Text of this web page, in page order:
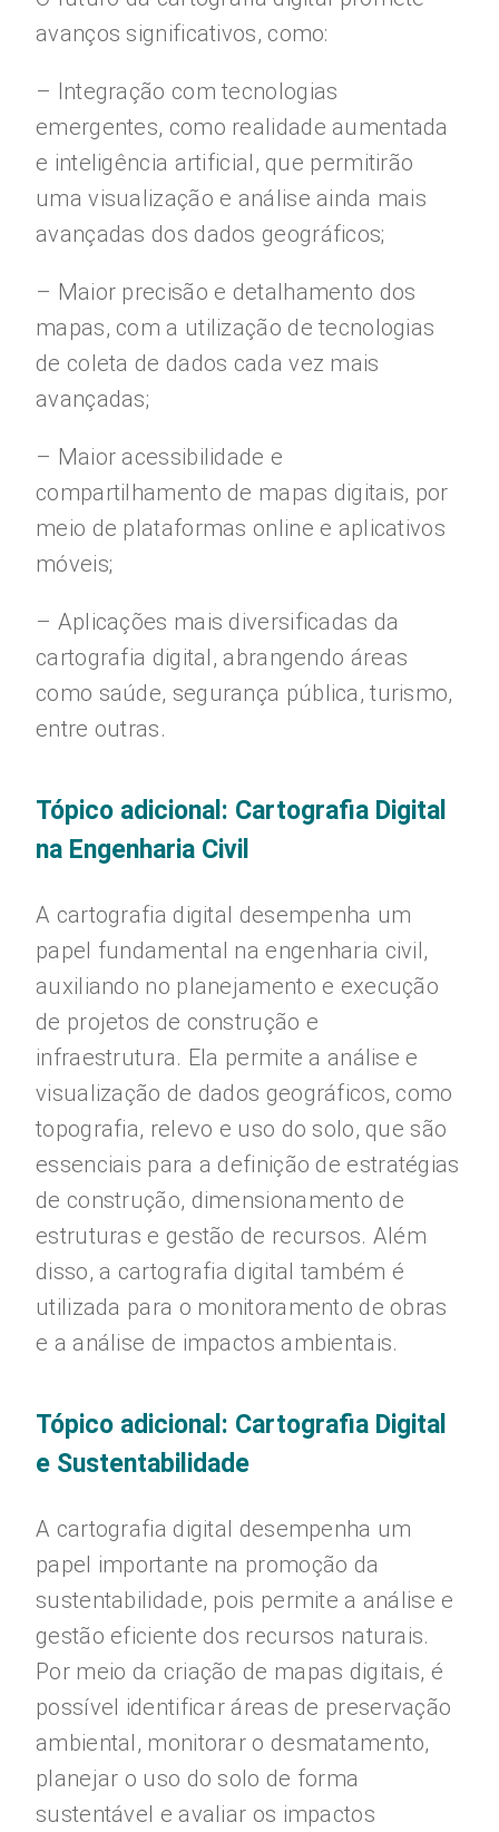
avanços significativos, como:
– Integração com tecnologias
emergentes, como realidade aumentada
e inteligência artificial, que permitirão
uma visualização e análise ainda mais
avançadas dos dados geográficos;
– Maior precisão e detalhamento dos
mapas, com a utilização de tecnologias
de coleta de dados cada vez mais
avançadas;
– Maior acessibilidade e
compartilhamento de mapas digitais, por
meio de plataformas online e aplicativos
móveis;
– Aplicações mais diversificadas da
cartografia digital, abrangendo áreas
como saúde, segurança pública, turismo,
entre outras.
Tópico adicional: Cartografia Digital
na Engenharia Civil
A cartografia digital desempenha um
papel fundamental na engenharia civil,
auxiliando no planejamento e execução
de projetos de construção e
infraestrutura. Ela permite a análise e
visualização de dados geográficos, como
topografia, relevo e uso do solo, que são
essenciais para a definição de estratégias
de construção, dimensionamento de
estruturas e gestão de recursos. Além
disso, a cartografia digital também é
utilizada para o monitoramento de obras
e a análise de impactos ambientais.
Tópico adicional: Cartografia Digital
e Sustentabilidade
A cartografia digital desempenha um
papel importante na promoção da
sustentabilidade, pois permite a análise e
gestão eficiente dos recursos naturais.
Por meio da criação de mapas digitais, é
possível identificar áreas de preservação
ambiental, monitorar o desmatamento,
planejar o uso do solo de forma
sustentável e avaliar os impactos